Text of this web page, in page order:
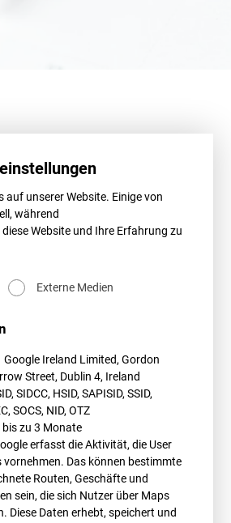
– der schnelle Weg
ist ein mögliches Steuerungsinstrument,
die Möglichkeit gibt, zusätzliche
auszuweisen, ohne das eigene
Eignungsfläche für die
zwar eine Änderung des geltenden
wie eine
zu den Voraussetzungen und den
Positivplanung“. Nutzen Sie das
Instrument der „isolierten Positivplanung“
zu machen, in denen dieses
zur Anwendung kommt.
durch die BWE WebAkademie
finden Siehier.
Referent*in
auf unserer Website. Einige von
während
Website und Ihre Erfahrung zu
Externe Medien
Google Ireland Limited, Gordon
Street, Dublin 4, Ireland
SIDCC, HSID, SAPISID, SSID,
SOCS, NID, OTZ
bis zu 3 Monate
erfasst die Aktivität, die User
vornehmen. Das können bestimmte
Routen, Geschäfte und
sein, die sich Nutzer über Maps
Diese Daten erhebt, speichert und